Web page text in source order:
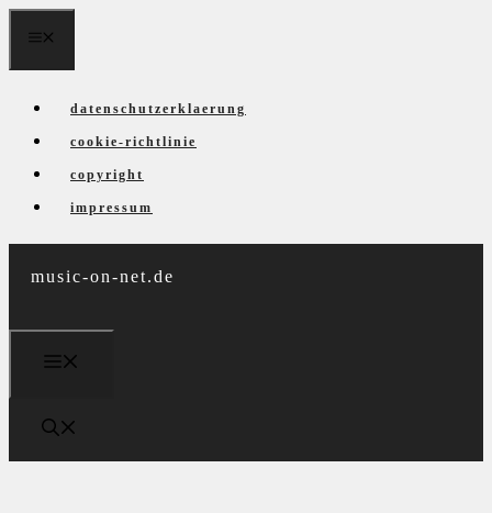
datenschutzerklaerung
cookie-richtlinie
copyright
impressum
music-on-net.de